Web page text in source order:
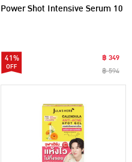
Power Shot Intensive Serum 10
41%
฿ 349
฿ 594